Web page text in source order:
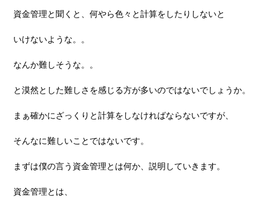
資⾦管理と聞くと、何やら⾊々と計算をしたりしないと
いけないような。。
なんか難しそうな。。
と漠然とした難しさを感じる⽅が多いのではないでしょうか。
まぁ確かにざっくりと計算をしなければならないですが、
そんなに難しいことではないです。
まずは僕の⾔う資⾦管理とは何か、説明していきます。
資⾦管理とは、